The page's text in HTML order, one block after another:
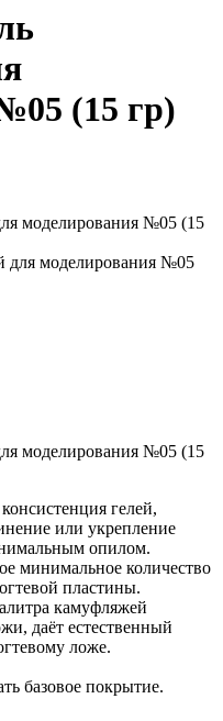
(15 гр)
моделирования №05 (15
моделирования №05 (15
гелей,
или укрепление
опилом.
минимальное количество
пластины.
камуфляжей
даёт естественный
ложе.
базовое покрытие.